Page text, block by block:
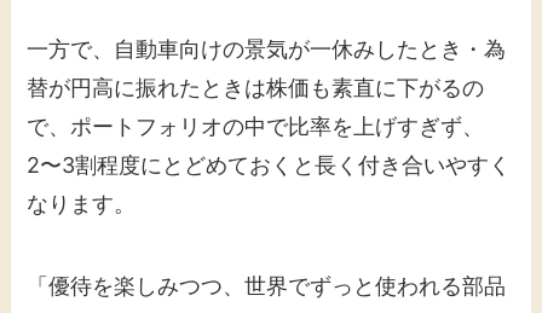
一方で、自動車向けの景気が一休みしたとき・為
替が円高に振れたときは株価も素直に下がるの
で、ポートフォリオの中で比率を上げすぎず、
2〜3割程度にとどめておくと長く付き合いやすく
なります。
「優待を楽しみつつ、世界でずっと使われる部品